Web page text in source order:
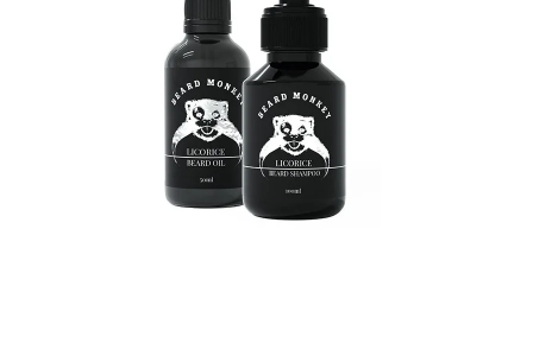
Ariana Grande Ari Body Mist 236 Ml
Rek. pris 219 kr 189 kr